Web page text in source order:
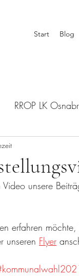
Start Blog
RROP LK
Forest
unsere
erfahren
unseren Flyer